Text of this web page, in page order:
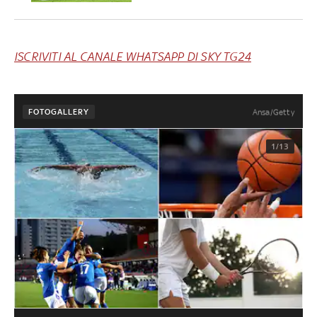
ISCRIVITI AL CANALE WHATSAPP DI SKY TG24
FOTOGALLERY Ansa/Getty
1/13